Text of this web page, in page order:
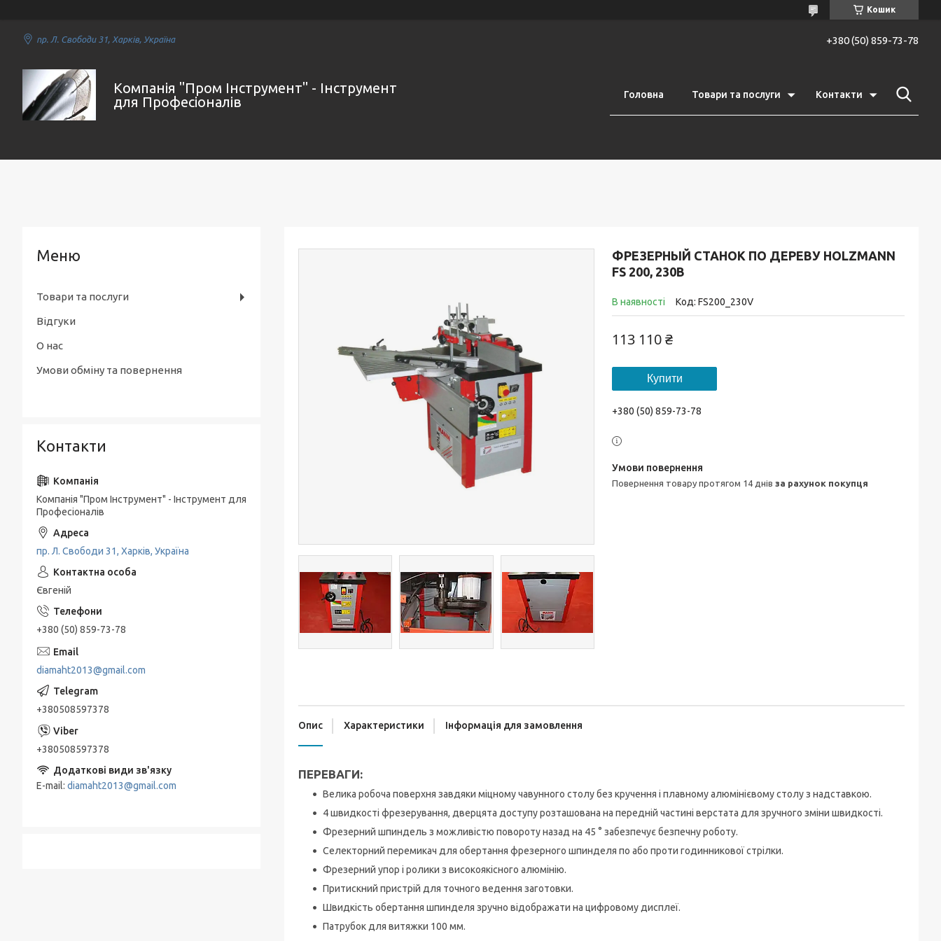
Кошик
пр. Л. Свободи 31, Харків, Україна +380 (50) 859-73-78
Компанія "Пром Інструмент" - Інструмент
для Професіоналів
Головна Товари та послуги Контакти
ФРЕЗЕРНЫЙ СТАНОК ПО ДЕРЕВУ HOLZMANN
FS 200, 230В
В наявності Код: FS200_230V
113 110 ₴
Купити
+380 (50) 859-73-78
повернення товару протягом 14 днів за рахунок покупця
Опис Характеристики Інформація для замовлення
ПЕРЕВАГИ:
Велика робоча поверхня завдяки міцному чавунного столу без кручення і плавному алюмінієвому столу з надставкою.
4 швидкості фрезерування, дверцята доступу розташована на передній частині верстата для зручного зміни швидкості.
Фрезерний шпиндель з можливістю повороту назад на 45 ° забезпечує безпечну роботу.
Селекторний перемикач для обертання фрезерного шпинделя по або проти годинникової стрілки.
Фрезерний упор і ролики з високоякісного алюмінію.
Притискний пристрій для точного ведення заготовки.
Швидкість обертання шпинделя зручно відображати на цифровому дисплеї.
Патрубок для витяжки 100 мм.
Товари та послуги
Відгуки
О нас
Умови обміну та повернення
Контакти
Компанія "Пром Інструмент" - Інструмент для
Професіоналів
пр. Л. Свободи 31, Харків, Україна
Євгеній
+380 (50) 859-73-78
diamaht2013@gmail.com
+380508597378
+380508597378
E-mail diamaht2013@gmail.com